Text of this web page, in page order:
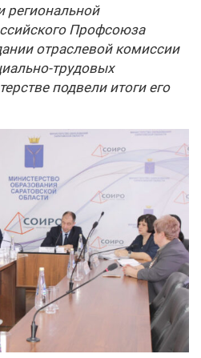
региональной
Профсоюза
отраслевой комиссии
трудовых
подвели итоги его